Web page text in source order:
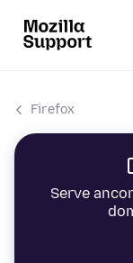
Firefox
Serve